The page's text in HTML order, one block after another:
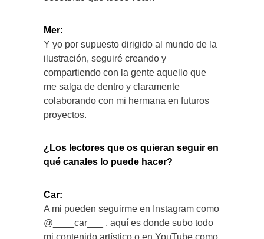
Mer:
Y yo por supuesto dirigido al mundo de la
ilustración, seguiré creando y
compartiendo con la gente aquello que
me salga de dentro y claramente
colaborando con mi hermana en futuros
proyectos.
¿Los lectores que os quieran seguir en
qué canales lo puede hacer?
Car:
A mi pueden seguirme en Instagram como
@____car___ , aquí es donde subo todo
mi contenido artístico o en YouTube como